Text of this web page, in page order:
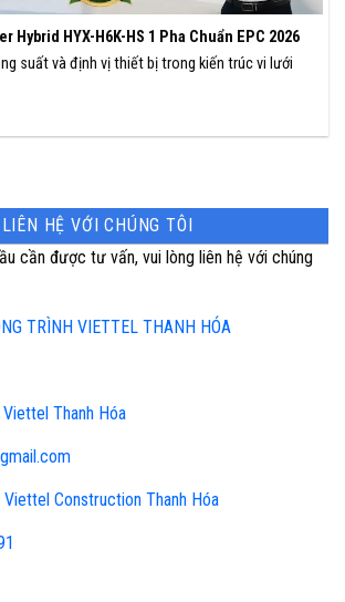
Hybrid HYX-H6K-HS 1 Pha Chuẩn EPC 2026
suất và định vị thiết bị trong kiến trúc vi lưới
LIÊN HỆ VỚI CHÚNG TÔI
cần được tư vấn, vui lòng liên hệ với chúng
TRÌNH VIETTEL THANH HÓA
Thanh Hóa
Construction Thanh Hóa